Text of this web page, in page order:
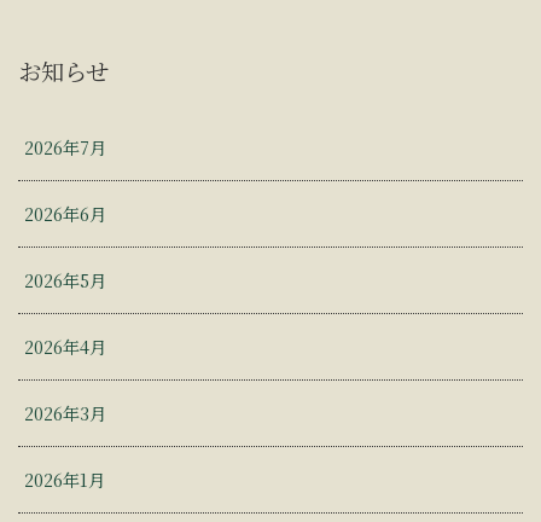
お知らせ
2026年7月
2026年6月
2026年5月
2026年4月
2026年3月
2026年1月